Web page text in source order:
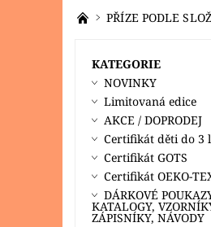
PRODÁVANÉ
PŘÍZE PODLE
KATEGORIE
NOVINKY
Limitovaná edice
AKCE / DOPRODEJ
Certifikát děti do 3
Certifikát GOTS
Certifikát OEKO-
DÁRKOVÉ
KATALOGY,
ZÁPISNÍKY, NÁVODY